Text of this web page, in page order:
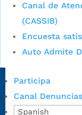
Canal de
(CASSIB)
Encuesta
Auto Admite
Participa
Canal
Colombia.